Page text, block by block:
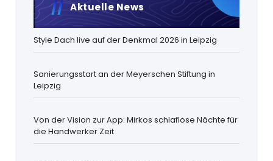
Aktuelle News
Style Dach live auf der Denkmal 2026 in Leipzig
Sanierungsstart an der Meyerschen Stiftung in
Leipzig
Von der Vision zur App: Mirkos schlaflose Nächte für
die Handwerker Zeit